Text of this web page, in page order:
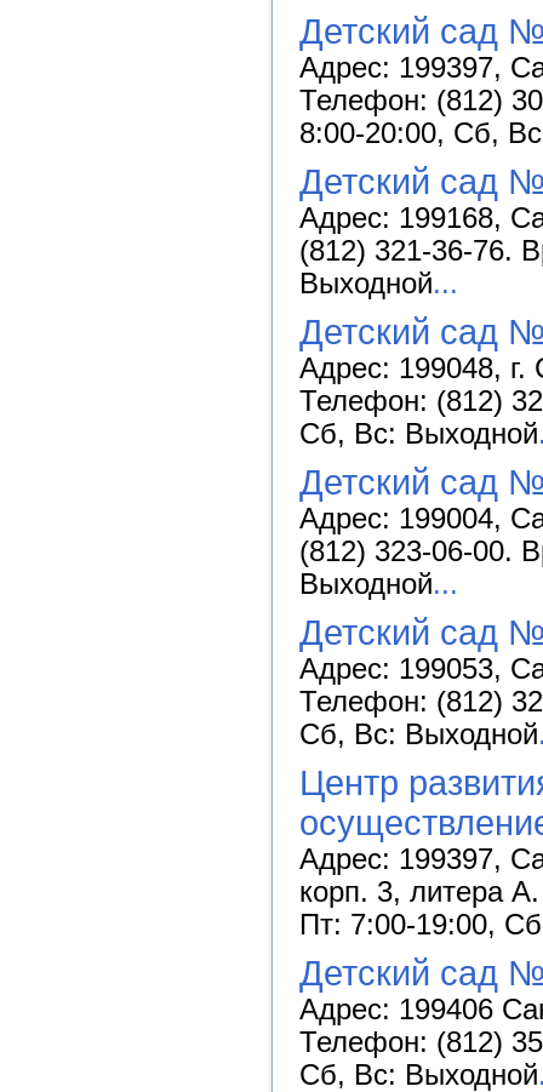
Детский сад
Адрес: 199397,
Телефон: (812)
8:00-20:00, Сб,
Детский сад
Адрес: 199168,
(812) 321-36-76.
Выходной...
Детский сад
Адрес: 199048, г.
Телефон: (812)
Сб, Вс: Выходной
Детский сад
Адрес: 199004,
(812) 323-06-00.
Выходной...
Детский сад
Адрес: 199053,
Телефон: (812)
Сб, Вс: Выходной
Центр
Адрес: 199397,
корп. 3, литера
Пт: 7:00-19:00,
Детский сад
Адрес: 199406
Телефон: (812)
Сб, Вс: Выходной